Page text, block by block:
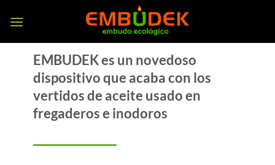
EMBUDEKes un novedoso
dispositivo que acaba con los
vertidos de aceite usado en
fregaderos e inodoros